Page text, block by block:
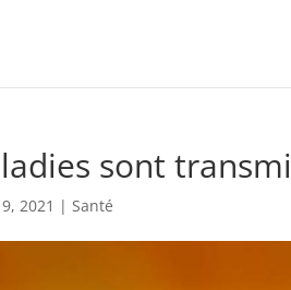
sont
2021 |Santé